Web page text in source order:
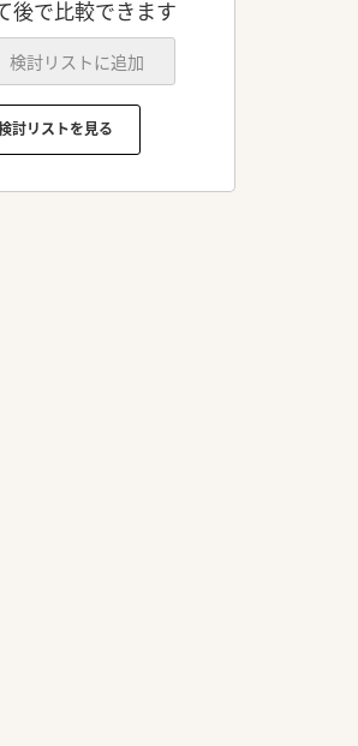
後で比較できます
検討リストに追加
討リストを見る